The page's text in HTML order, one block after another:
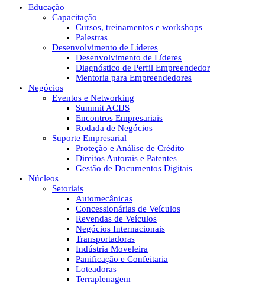
Educação
Capacitação
Cursos, treinamentos e workshops
Palestras
Desenvolvimento de Líderes
Desenvolvimento de Líderes
Diagnóstico de Perfil Empreendedor
Mentoria para Empreendedores
Negócios
Eventos e Networking
Summit ACIJS
Encontros Empresariais
Rodada de Negócios
Suporte Empresarial
Proteção e Análise de Crédito
Direitos Autorais e Patentes
Gestão de Documentos Digitais
Núcleos
Setoriais
Automecânicas
Concessionárias de Veículos
Revendas de Veículos
Negócios Internacionais
Transportadoras
Indústria Moveleira
Panificação e Confeitaria
Loteadoras
Terraplenagem